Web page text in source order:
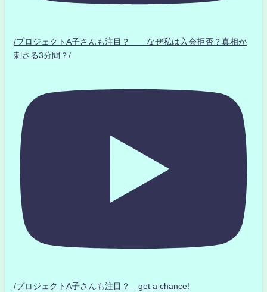
/プロジェクトA子さんも注目？ なぜ私は入会拒否？真相が
刺さる3分間？/
/プロジェクトA子さんも注目？ get a chance!